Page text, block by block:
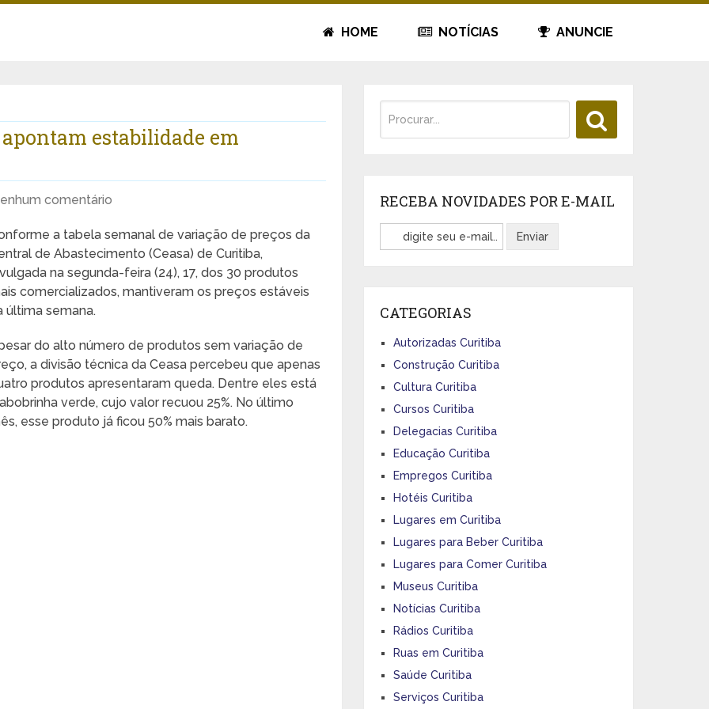
HOME NOTÍCIAS ANUNCIE
estabilidade em
comentário
a tabela semanal de variação de preços da
de Abastecimento (Ceasa) de Curitiba,
na segunda-feira (24), 17, dos 30 produtos
comercializados, mantiveram os preços estáveis
última semana.
do alto número de produtos sem variação de
a divisão técnica da Ceasa percebeu que apenas
produtos apresentaram queda. Dentre eles está
verde, cujo valor recuou 25%. No último
esse produto já ficou 50% mais barato.
RECEBA NOVIDADES POR E-MAIL
CATEGORIAS
Autorizadas Curitiba
Construção Curitiba
Cultura Curitiba
Cursos Curitiba
Delegacias Curitiba
Educação Curitiba
Empregos Curitiba
Hotéis Curitiba
Lugares em Curitiba
Lugares para Beber Curitiba
Lugares para Comer Curitiba
Museus Curitiba
Notícias Curitiba
Rádios Curitiba
Ruas em Curitiba
Saúde Curitiba
Serviços Curitiba